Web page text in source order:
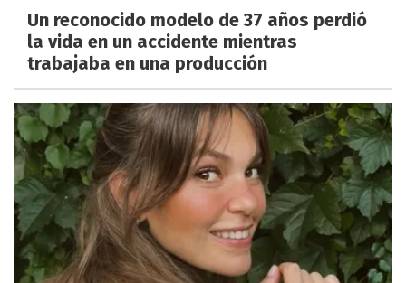
Un reconocido modelo de 37 años perdió
la vida en un accidente mientras
trabajaba en una producción